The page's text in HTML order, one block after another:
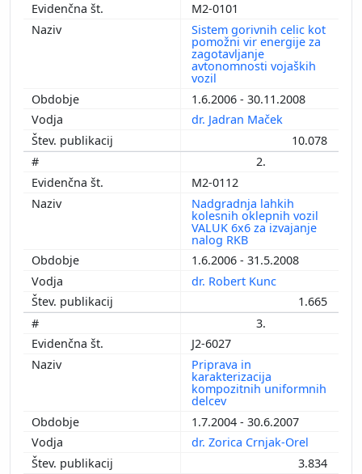
M2-0101
Sistem gorivnih celic kot
pomožni vir energije za
zagotavljanje
avtonomnosti vojaških
vozil
1.6.2006 - 30.11.2008
dr. Jadran Maček
10.078
2.
M2-0112
Nadgradnja lahkih
kolesnih oklepnih vozil
VALUK 6x6 za izvajanje
nalog RKB
1.6.2006 - 31.5.2008
dr. Robert Kunc
1.665
3.
J2-6027
Priprava in
karakterizacija
kompozitnih uniformnih
delcev
1.7.2004 - 30.6.2007
dr. Zorica Crnjak-Orel
3.834